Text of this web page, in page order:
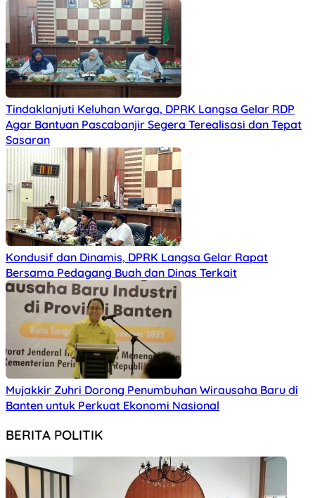
Tindaklanjuti Keluhan Warga, DPRK Langsa Gelar RDP
Agar Bantuan Pascabanjir Segera Terealisasi dan Tepat
Sasaran
Kondusif dan Dinamis, DPRK Langsa Gelar Rapat
Bersama Pedagang Buah dan Dinas Terkait
Mujakkir Zuhri Dorong Penumbuhan Wirausaha Baru di
Banten untuk Perkuat Ekonomi Nasional
BERITA POLITIK